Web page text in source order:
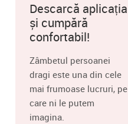
Descarcă aplicația
și cumpără
confortabil!
Zâmbetul persoanei
dragi este una din cele
mai frumoase lucruri, pe
care ni le putem
imagina.